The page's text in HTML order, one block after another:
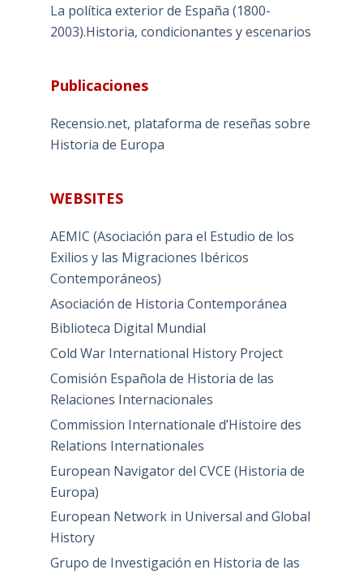
La política exterior de España (1800-
2003).Historia, condicionantes y escenarios
Publicaciones
Recensio.net, plataforma de reseñas sobre
Historia de Europa
WEBSITES
AEMIC (Asociación para el Estudio de los
Exilios y las Migraciones Ibéricos
Contemporáneos)
Asociación de Historia Contemporánea
Biblioteca Digital Mundial
Cold War International History Project
Comisión Española de Historia de las
Relaciones Internacionales
Commission Internationale d’Histoire des
Relations Internationales
European Navigator del CVCE (Historia de
Europa)
European Network in Universal and Global
History
Grupo de Investigación en Historia de las